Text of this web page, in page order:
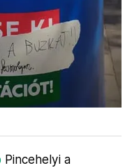
Pincehelyi a